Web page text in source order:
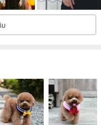
chemical agents. The entire
recycling, and
1. Biodegradable 2.
functionality achieved
eco-friendly, non-toxic
ม